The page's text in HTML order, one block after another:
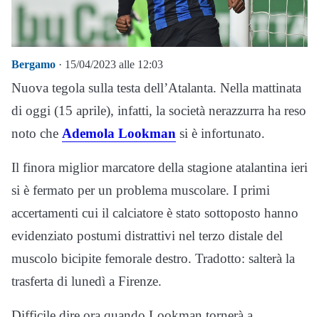
Bergamo · 15/04/2023 alle 12:03
Nuova tegola sulla testa dell’Atalanta. Nella mattinata
di oggi (15 aprile), infatti, la società nerazzurra ha reso
noto che Ademola Lookman si è infortunato.
Il finora miglior marcatore della stagione atalantina ieri
si è fermato per un problema muscolare. I primi
accertamenti cui il calciatore è stato sottoposto hanno
evidenziato postumi distrattivi nel terzo distale del
muscolo bicipite femorale destro. Tradotto: salterà la
trasferta di lunedì a Firenze.